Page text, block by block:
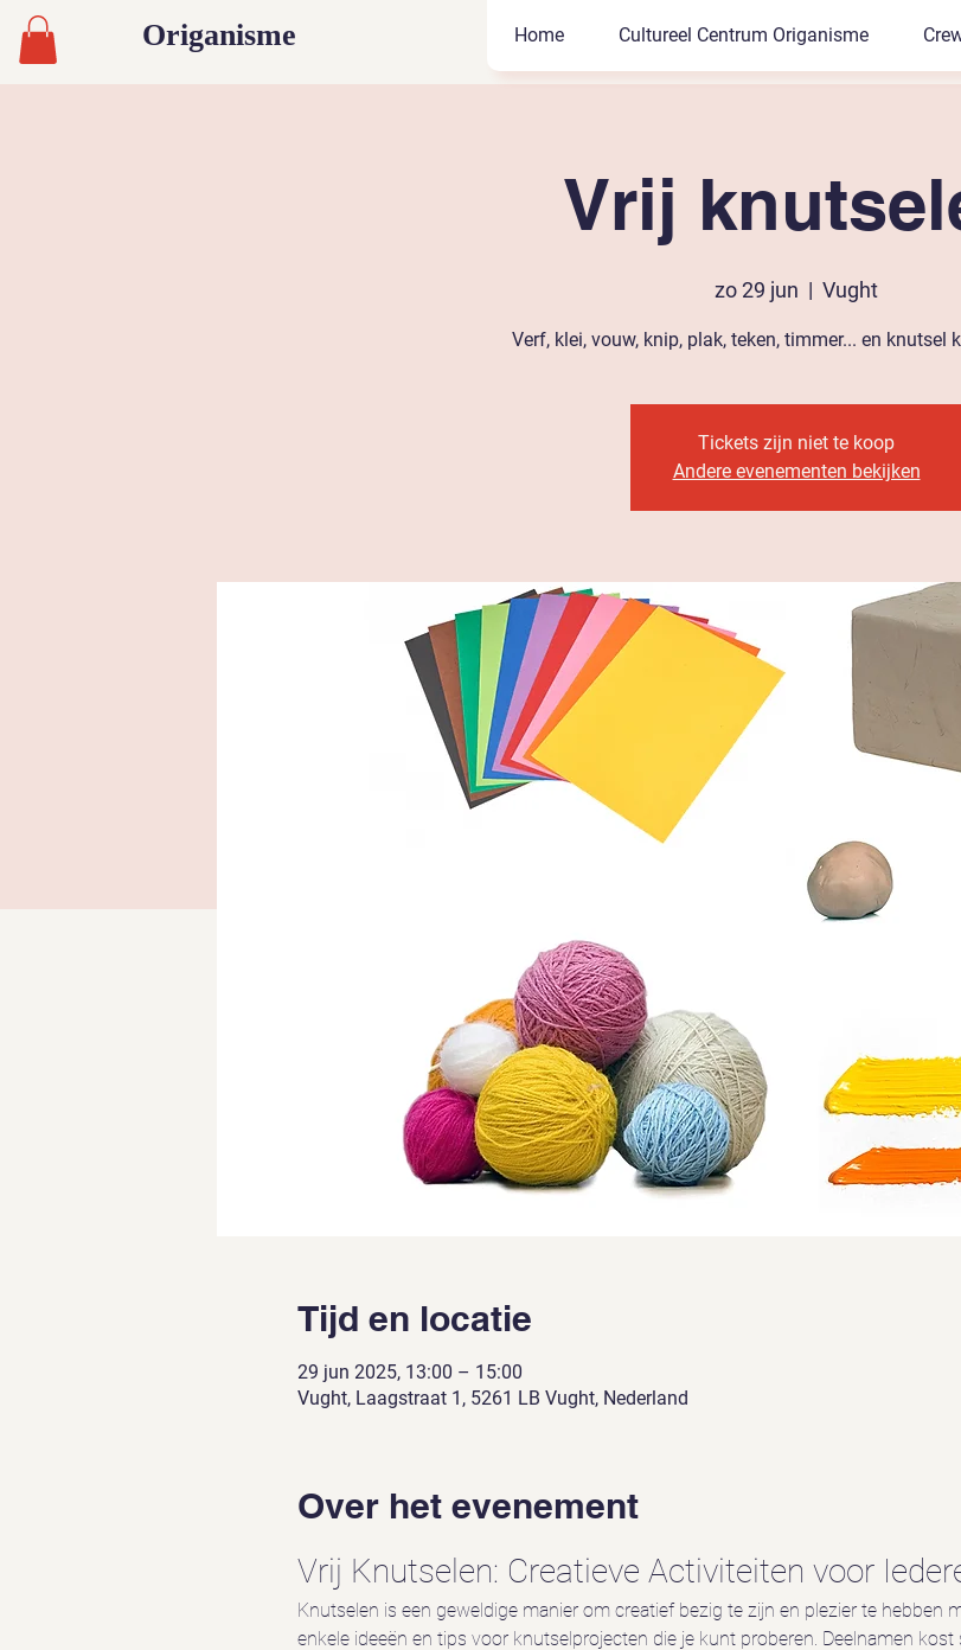
Origanisme Home Cultureel Centrum Origanisme
Vrij
zo 29 jun
  |
Vught
Verf, klei, vouw, knip, plak, teken, timmer... en knutsel
Tickets zijn niet te koop
Andere evenementen bekijken
Tijd en locatie
29 jun 2025, 13:00 – 15:00
Vught, Laagstraat 1, 5261 LB Vught, Nederland
Over het evenement
Vrij Knutselen: Creatieve Activiteiten voor
Knutselen is een geweldige manier om creatief bezig te zijn en plezier te hebben
enkele ideeën en tips voor knutselprojecten die je kunt proberen. Deelnamen